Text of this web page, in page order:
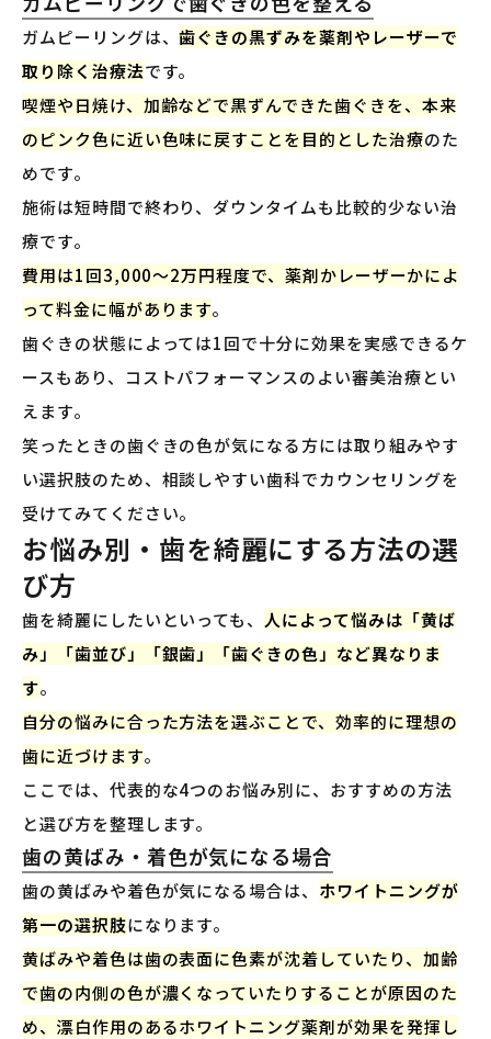
ガムピーリングは、歯ぐきの黒ずみを薬剤やレーザーで
取り除く治療法です。
喫煙や日焼け、加齢などで黒ずんできた歯ぐきを、本来
のピンク色に近い色味に戻すことを目的とした治療のた
めです。
施術は短時間で終わり、ダウンタイムも比較的少ない治
療です。
費用は1回3,000〜2万円程度で、薬剤かレーザーかによ
って料金に幅があります。
歯ぐきの状態によっては1回で十分に効果を実感できるケ
ースもあり、コストパフォーマンスのよい審美治療とい
えます。
笑ったときの歯ぐきの色が気になる方には取り組みやす
い選択肢のため、相談しやすい歯科でカウンセリングを
受けてみてください。
お悩み別・歯を綺麗にする方法の選
び方
歯を綺麗にしたいといっても、 人によって悩みは「黄ば
み」「歯並び」「銀歯」「歯ぐきの色」など異なりま
す。
自分の悩みに合った方法を選ぶことで、効率的に理想の
歯に近づけます。
ここでは、代表的な4つのお悩み別に、おすすめの方法
と選び方を整理します。
歯の黄ばみ・着色が気になる場合
歯の黄ばみや着色が気になる場合は、 ホワイトニングが
第一の選択肢になります。
黄ばみや着色は歯の表面に色素が沈着していたり、加齢
で歯の内側の色が濃くなっていたりすることが原因のた
め、漂白作用のあるホワイトニング薬剤が効果を発揮し